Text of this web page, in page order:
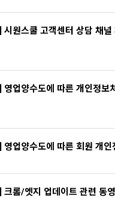
시원스쿨 고객센터 상담 채
영업양수도에 따른 개인정보
영업양수도에 따른 회원 개인
크롬/엣지 업데이트 관련 동